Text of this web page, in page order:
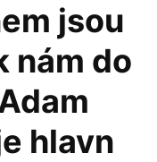
jsou
nám do
hlavn